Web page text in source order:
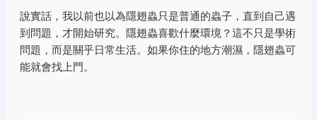
說實話，我以前也以為隱翅蟲只是普通的蟲子，直到自己遇
到問題，才開始研究。隱翅蟲喜歡什麼環境？這不只是學術
問題，而是關乎日常生活。如果你住的地方潮濕，隱翅蟲可
能就會找上門。